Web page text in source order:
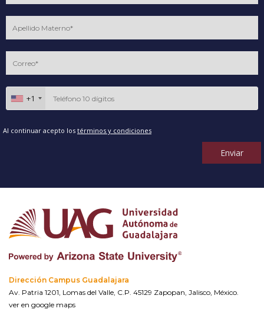
+1
Al continuar acepto los términos y condiciones
Enviar
Dirección Campus Guadalajara
Av. Patria 1201, Lomas del Valle, C.P. 45129 Zapopan, Jalisco, México.
ver en google maps